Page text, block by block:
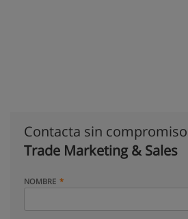
Contacta sin
Trade Marketing & Sales
NOMBRE